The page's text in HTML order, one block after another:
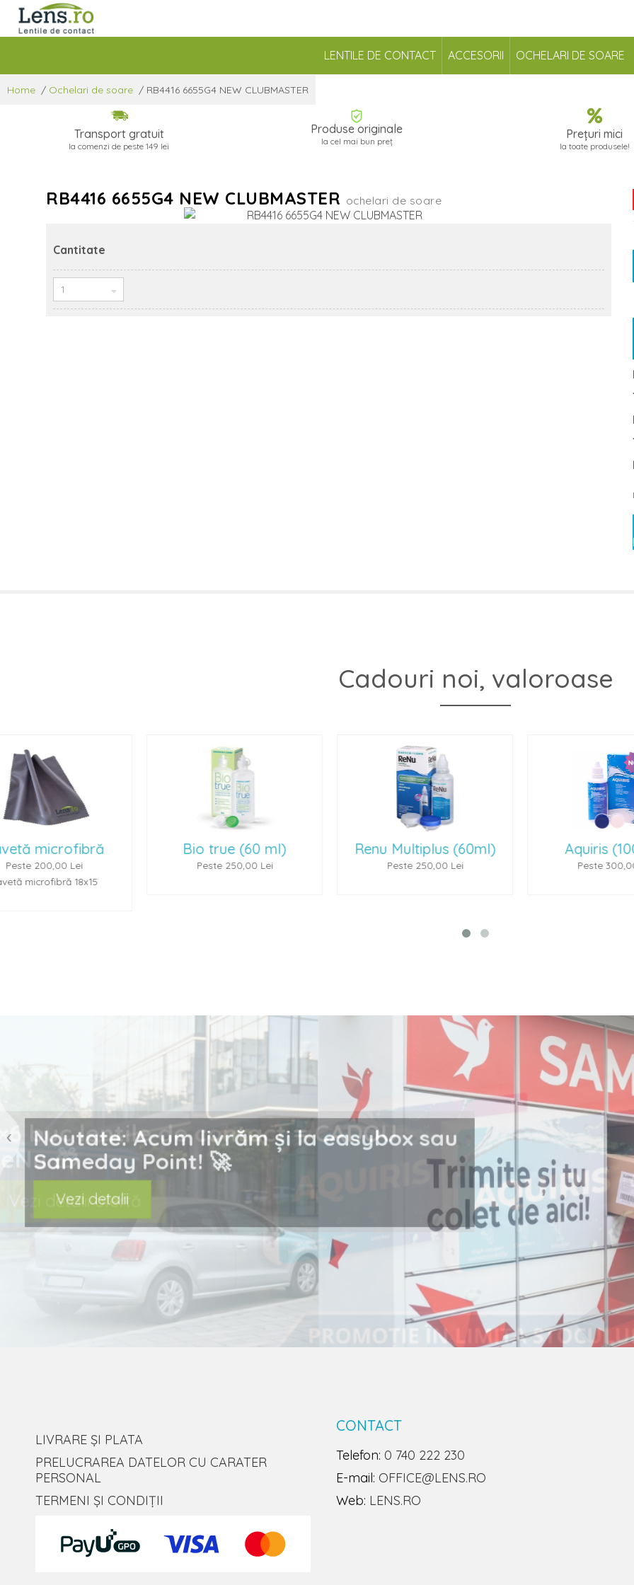
LENTILE DE CONTACT ACCESORII OCHELARI DE SOARE
Home / Ochelari de soare / RB4416 6655G4 NEW CLUBMASTER
Transport gratuit
la comenzi de peste 149 lei
Produse originale
la cel mai bun preț
Prețuri mici
la toate produsele!
RB4416 6655G4 NEW CLUBMASTER ochelari de soare
Cantitate
Cadouri noi, valoroase
Bio true (60 ml)
Peste 250,00 Lei
Renu Multiplus (60ml)
Peste 250,00 Lei
Aquiris (100 ml)
Peste 300,00 Lei
Noutate: Acum livrăm și la easybox sau
Sameday Point! 🚀
Vezi detalii
LIVRARE ȘI PLATA
PRELUCRAREA DATELOR CU CARATER
PERSONAL
TERMENI ȘI CONDIȚII
CONTACT
Telefon: 0 740 222 230
E-mail: OFFICE@LENS.RO
Web: LENS.RO